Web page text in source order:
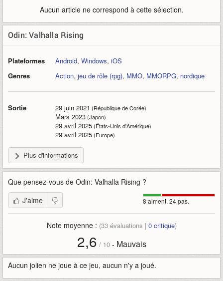
Aucun article ne correspond à cette sélection.
Odin: Valhalla Rising
Plateformes Android, Windows, iOS
Genres
Action, jeu de rôle (rpg), MMO, MMORPG, nordique
Sortie 29 juin 2021 (République de Corée)
Mars 2023(Japon)
29 avril 2025(États-Unis d'Amérique)
29 avril 2025(Europe)
Plus d'informations
Que pensez-vous de Odin: Valhalla Rising ?
8 aiment, 24 pas.
J'aime
Note moyenne : (33évaluations | 0critique)
2,6 / 10- Mauvais
Aucun jolien ne joue à ce jeu, aucun n'y a joué.